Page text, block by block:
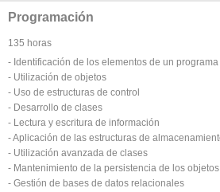
Programación
135 horas
- Identificación de los elementos de un
- Utilización de objetos
- Uso de estructuras de control
- Desarrollo de clases
- Lectura y escritura de información
- Aplicación de las estructuras de
- Utilización avanzada de clases
- Mantenimiento de la persistencia de los objetos
- Gestión de bases de datos relacionales